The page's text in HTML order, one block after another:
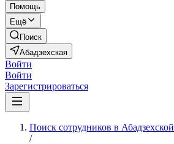
Помощь
Ещё
Поиск
Абадзехская
Войти
Войти
Зарегистрироваться
Поиск сотрудников в Абадзехской
/